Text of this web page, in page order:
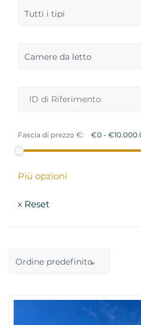
Tutti i tipi
Camere da letto
Fascia di prezzo €:
Più opzioni
x Reset
Ordine predefinito